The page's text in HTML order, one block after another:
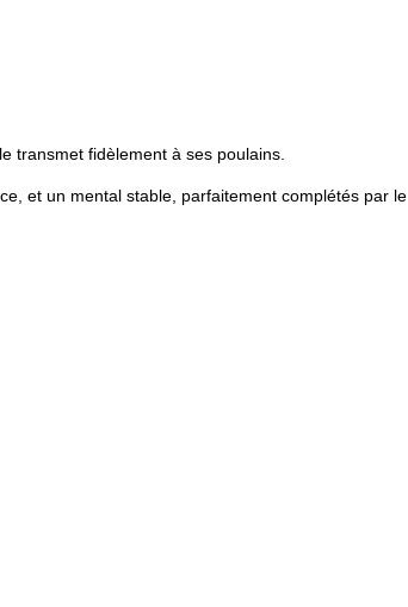
transmet fidèlement à ses poulains.
et un mental stable, parfaitement complétés par le